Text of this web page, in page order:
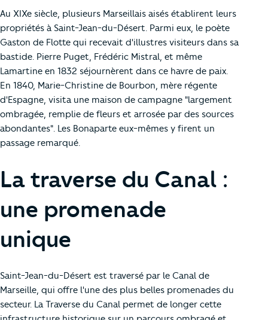
Au XIXe siècle, plusieurs Marseillais aisés établirent leurs
propriétés à Saint-Jean-du-Désert. Parmi eux, le poète
Gaston de Flotte qui recevait d'illustres visiteurs dans sa
bastide. Pierre Puget, Frédéric Mistral, et même
Lamartine en 1832 séjournèrent dans ce havre de paix.
En 1840, Marie-Christine de Bourbon, mère régente
d'Espagne, visita une maison de campagne "largement
ombragée, remplie de fleurs et arrosée par des sources
abondantes". Les Bonaparte eux-mêmes y firent un
passage remarqué.
La traverse du Canal :
une promenade
unique
Saint-Jean-du-Désert est traversé par le Canal de
Marseille, qui offre l'une des plus belles promenades du
secteur. La Traverse du Canal permet de longer cette